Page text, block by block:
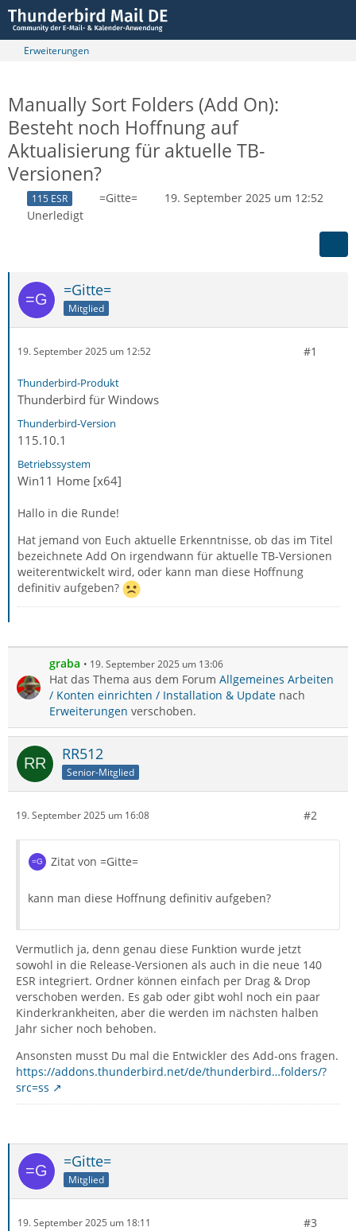
Erweiterungen
Manually Sort Folders (Add On):
Besteht noch Hoffnung auf
Aktualisierung für aktuelle TB-
Versionen?
115 ESR =Gitte=
19. September 2025 um 12:52
Unerledigt
=Gitte=
Mitglied
19. September 2025 um 12:52 #1
Thunderbird-Produkt
Thunderbird für Windows
Thunderbird-Version
115.10.1
Betriebssystem
Win11 Home [x64]
Hallo in die Runde!
Hat jemand von Euch aktuelle Erkenntnisse, ob das im Titel
bezeichnete Add On irgendwann für aktuelle TB-Versionen
weiterentwickelt wird, oder kann man diese Hoffnung
definitiv aufgeben?
graba 19. September 2025 um 13:06
Hat das Thema aus dem Forum Allgemeines Arbeiten
/ Konten einrichten / Installation & Update nach
Erweiterungen verschoben.
RR512
Senior-Mitglied
19. September 2025 um 16:08 #2
Zitat von =Gitte=
kann man diese Hoffnung definitiv aufgeben?
Vermutlich ja, denn genau diese Funktion wurde jetzt
sowohl in die Release-Versionen als auch in die neue 140
ESR integriert. Ordner können einfach per Drag & Drop
verschoben werden. Es gab oder gibt wohl noch ein paar
Kinderkrankheiten, aber die werden im nächsten halben
Jahr sicher noch behoben.
Ansonsten musst Du mal die Entwickler des Add-ons fragen.
https://addons.thunderbird.net/de/thunderbird…folders/?
src=ss
=Gitte=
Mitglied
19. September 2025 um 18:11 #3